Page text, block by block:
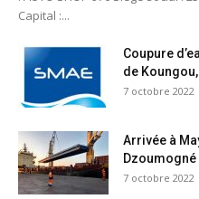
Capital :...
Coupure
de
7 octobre 2022
Arrivée à
Dzoumogné
7 octobre 2022